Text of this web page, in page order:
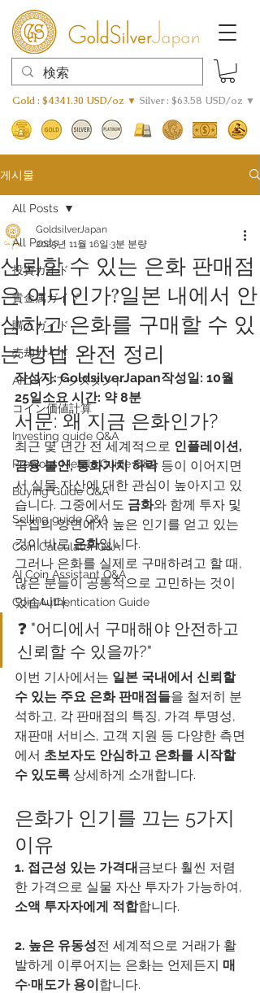
Gold : $4341.30 USD/oz ▼ Silver : $63.58 USD/oz ▼
게시물
All Posts
投資ガイド
貴金属ガイド
購入ガイド
売却ガイド
AIコインアシスタント
​コイン価値計算
Investing guide Q&A
Precious Metals Guide Q&A
Buying Guide Q&A
Selling guide Q&A
Coin Calculator Q&A
AI Coin Assistant Q&A
Coin Authentication Guide
All Posts
신뢰할 수 있는 은화 판매점
은 어디인가?일본 내에서 안
심하고 은화를 구매할 수 있
는 방법 완전 정리
GoldsilverJapan
2025년 11월 16일 3분 분량
작성자: GoldsilverJapan작성일: 10월
25일소요 시간: 약 8분
서문: 왜 지금 은화인가?
최근 몇 년간 전 세계적으로 인플레이션,
금융 불안, 통화가치 하락 등이 이어지면
서 실물 자산에 대한 관심이 높아지고 있
습니다. 그중에서도 금화와 함께 투자 및
수집의 양면에서 높은 인기를 얻고 있는
것이 바로 은화입니다.
그러나 은화를 실제로 구매하려고 할 때,
많은 분들이 공통적으로 고민하는 것이
있습니다.
❓ "어디에서 구매해야 안전하고
신뢰할 수 있을까?"
이번 기사에서는 일본 국내에서 신뢰할
수 있는 주요 은화 판매점들을 철저히 분
석하고, 각 판매점의 특징, 가격 투명성,
재판매 서비스, 고객 지원 등 다양한 측면
에서 초보자도 안심하고 은화를 시작할
수 있도록 상세하게 소개합니다.
은화가 인기를 끄는 5가지
이유
1. 접근성 있는 가격대금보다 훨씬 저렴
한 가격으로 실물 자산 투자가 가능하여,
소액 투자자에게 적합합니다.
2. 높은 유동성전 세계적으로 거래가 활
발하게 이루어지는 은화는 언제든지 매
수·매도가 용이합니다.